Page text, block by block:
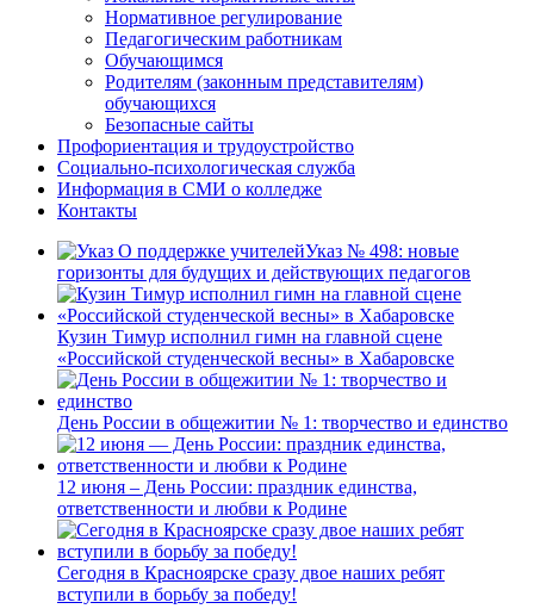
Нормативное регулирование
Педагогическим работникам
Обучающимся
Родителям (законным представителям)
обучающихся
Безопасные сайты
Профориентация и трудоустройство
Социально-психологическая служба
Информация в СМИ о колледже
Контакты
Указ № 498: новые
горизонты для будущих и действующих педагогов
Кузин Тимур исполнил гимн на главной сцене
«Российской студенческой весны» в Хабаровске
День России в общежитии № 1: творчество и единство
12 июня – День России: праздник единства,
ответственности и любви к Родине
Сегодня в Красноярске сразу двое наших ребят
вступили в борьбу за победу!